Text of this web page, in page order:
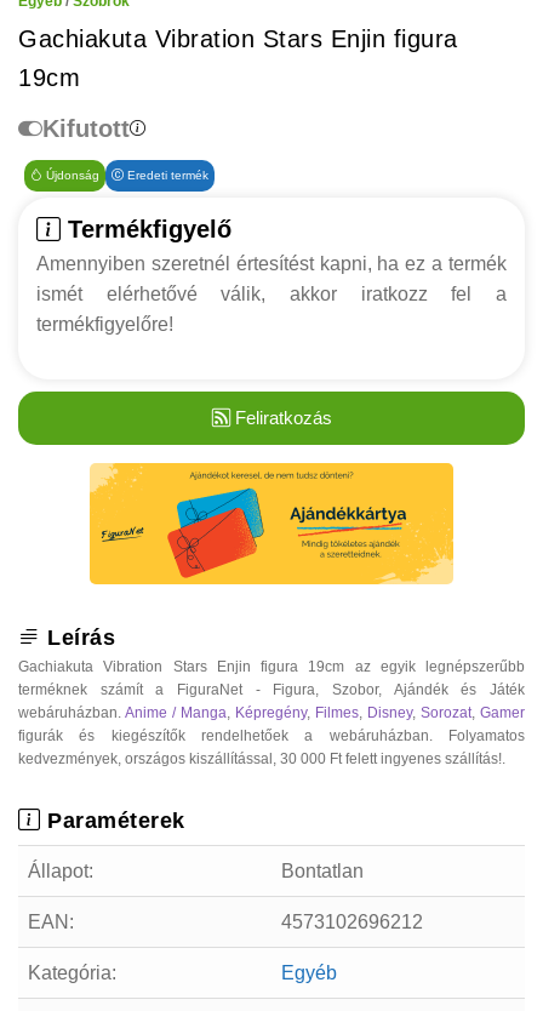
Gachiakuta Vibration Stars Enjin figura
19cm
Kifutott
Újdonság Eredeti termék
Termékfigyelő
Amennyiben szeretnél értesítést kapni, ha ez a termék
ismét elérhetővé válik, akkor iratkozz fel a
termékfigyelőre!
Feliratkozás
Leírás
Gachiakuta Vibration Stars Enjin figura 19cm az egyik legnépszerűbb
terméknek számít a FiguraNet - Figura, Szobor, Ajándék és Játék
webáruházban. Anime / Manga Képregény, Filmes Disney, Sorozat Gamer
figurák és kiegészítők rendelhetőek a webáruházban. Folyamatos
kedvezmények, országos kiszállítással, 30 000 Ft felett ingyenes szállítás!.
Paraméterek
Állapot: Bontatlan
EAN: 4573102696212
Kategória: Egyéb